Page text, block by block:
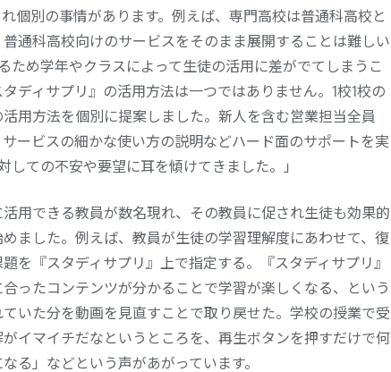
個別の事情があります。例えば、専門高校は普通科高校と
通科高校向けのサービスをそのまま展開することは難しい
ため学年やクラスによって生徒の活用に差がでてしまうこ
ディサプリ』の活用方法は一つではありません。1校1校の
用方法を個別に提案しました。新人を含む営業担当全員
ービスの細かな使い方の説明などハード面のサポートを実
しての不安や要望に耳を傾けてきました。」
用できる教員が数名現れ、その教員に促され生徒も効果的
ました。例えば、教員が生徒の学習理解度にあわせて、復
を『スタディサプリ』上で指定する。『スタディサプリ』
ったコンテンツが分かることで学習が楽しくなる、という
いた分を動画を見直すことで取り戻せた。学校の授業で受
イマイチだなというところを、再生ボタンを押すだけで何
る」などという声があがっています。